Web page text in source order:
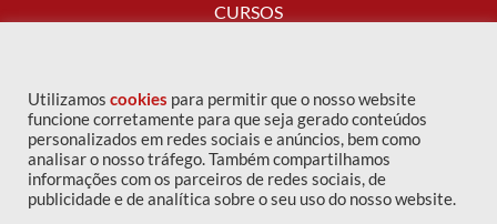
CURSOS
FALE CONOSCO
Utilizamos cookies para permitir que o nosso website
funcione corretamente para que seja gerado conteúdos
personalizados em redes sociais e anúncios, bem como
analisar o nosso tráfego. Também compartilhamos
informações com os parceiros de redes sociais, de
publicidade e de analítica sobre o seu uso do nosso website.